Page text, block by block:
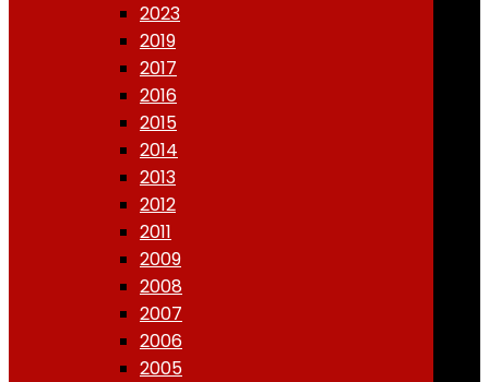
2023
2019
2017
2016
2015
2014
2013
2012
2011
2009
2008
2007
2006
2005